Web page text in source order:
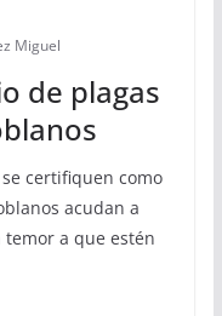
Miguel
de plagas
certifiquen como
acudan a
a que estén